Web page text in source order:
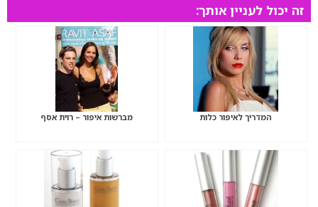
זה יכול לעניין אותך:
המדריך לאיפור כלות מברשות איפור – רוית אסף